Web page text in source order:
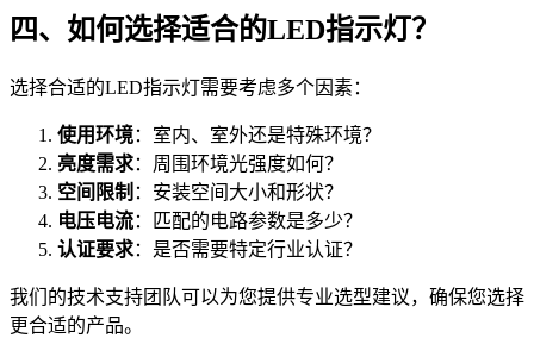
四、如何选择适合的LED指示灯？
选择合适的LED指示灯需要考虑多个因素：
使用环境：室内、室外还是特殊环境？
亮度需求：周围环境光强度如何？
空间限制 ：安装空间大小和形状？
电压电流：匹配的电路参数是多少？
认证要求：是否需要特定行业认证？
我们的技术支持团队可以为您提供专业选型建议，确保您选择
更合适的产品。